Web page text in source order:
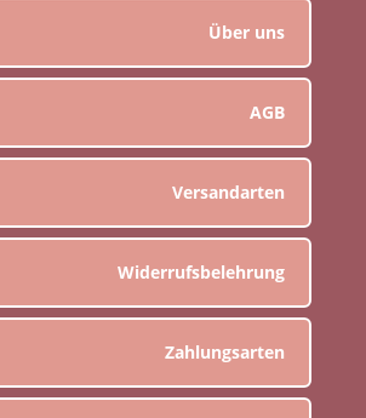
Über uns
AGB
Versandarten
Widerrufsbelehrung
Zahlungsarten